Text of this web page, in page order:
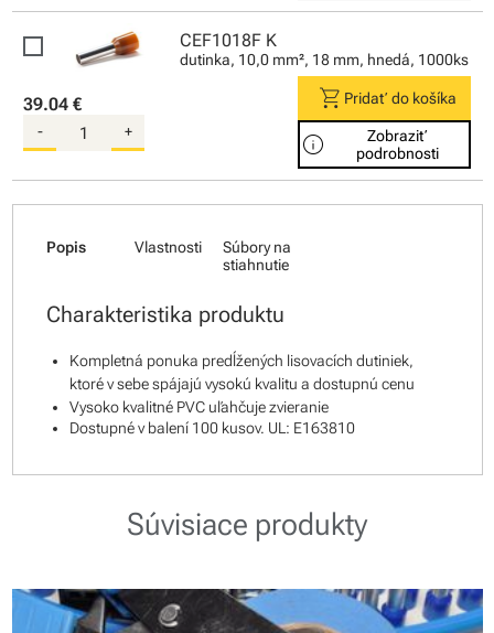
CEF1018F K
dutinka, 10,0 mm², 18 mm, hnedá, 1000ks
39.04 €
- +
shopping_cart Pridať do košíka
info
Zobraziť
podrobnosti
Popis Vlastnosti
Súbory na
stiahnutie
Charakteristika produktu
Kompletná ponuka predĺžených lisovacích dutiniek,
ktoré v sebe spájajú vysokú kvalitu a dostupnú cenu
Vysoko kvalitné PVC uľahčuje zvieranie
Dostupné v balení 100 kusov. UL: E163810
Súvisiace produkty